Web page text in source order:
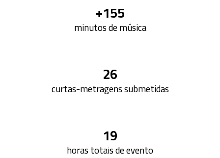
+155
minutos de música
26
curtas-metragens submetidas
19
horas totaisde evento